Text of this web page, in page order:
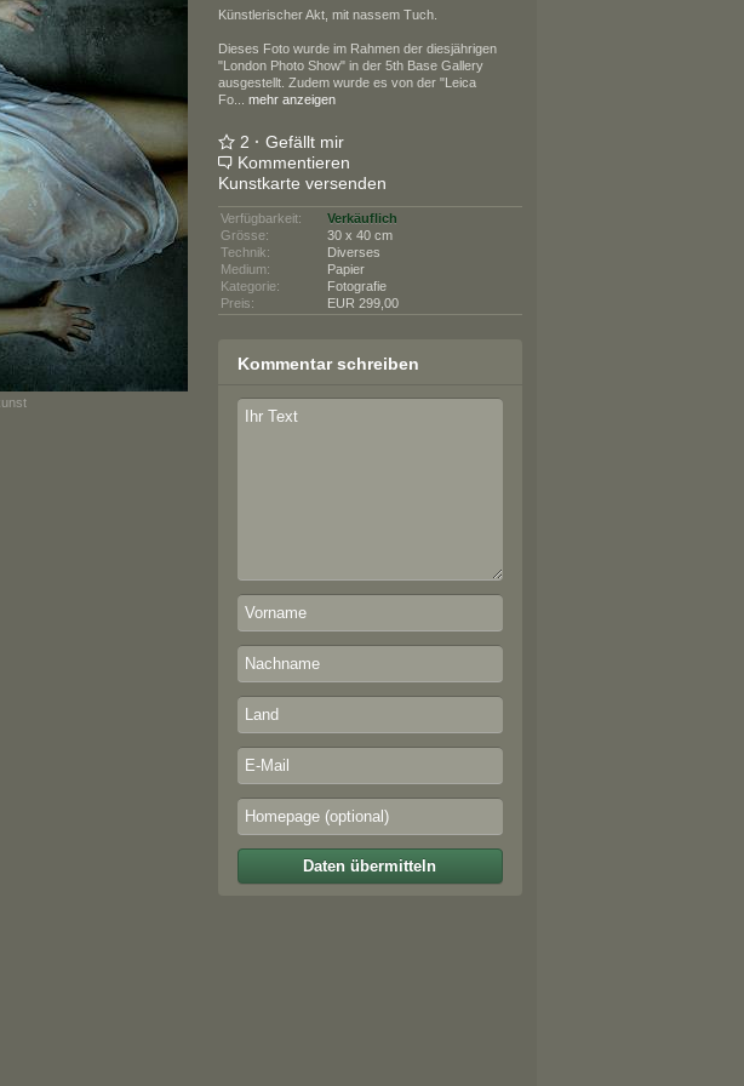
Künstlerischer Akt, mit nassem Tuch.
Dieses Foto wurde im Rahmen der diesjährigen
"London Photo Show" in der 5th Base Gallery
ausgestellt. Zudem wurde es von der "Leica
Fo... mehr anzeigen
2 · Gefällt mir
Kommentieren
Kunstkarte versenden
Verfügbarkeit:
Verkäuflich
Grösse:
30 x 40 cm
Technik:
Diverses
Medium:
Papier
Kategorie:
Fotografie
Preis:
EUR 299,00
Kommentar schreiben
Daten übermitteln